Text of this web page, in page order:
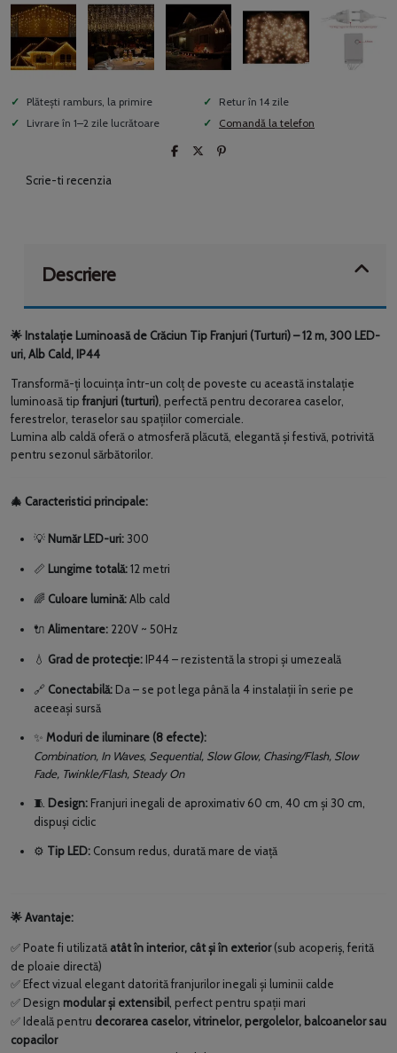
Plătești ramburs, la primire
Retur în 14 zile
Livrare în 1–2 zile lucrătoare
Comandă la telefon
Scrie-ti recenzia
Descriere
🌟 Instalație Luminoasă de Crăciun Tip Franjuri (Turturi) – 12 m, 300 LED-
uri, Alb Cald, IP44
Transformă-ți locuința într-un colț de poveste cu această instalație
luminoasă tipfranjuri (turturi), perfectă pentru decorarea caselor,
ferestrelor, teraselor sau spațiilor comerciale.
Lumina alb caldă oferă o atmosferă plăcută, elegantă și festivă, potrivită
pentru sezonul sărbătorilor.
🎄 Caracteristici principale:
💡 Număr LED-uri: 300
📏 Lungime totală:12 metri
🌈 Culoare lumină:Alb cald
🔌 Alimentare: 220V ~ 50Hz
💧 Grad de protecție: IP44 – rezistentă la stropi și umezeală
🔗 Conectabilă: Da – se pot lega până la 4 instalații în serie pe
aceeași sursă
✨ Moduri de iluminare (8 efecte):
Combination, In Waves, Sequential, Slow Glow, Chasing/Flash, Slow
Fade, Twinkle/Flash, Steady On
🧵 Design: Franjuri inegali de aproximativ 60 cm, 40 cm și 30 cm,
dispuși ciclic
⚙️ Tip LED: Consum redus, durată mare de viață
🌟 Avantaje:
✅ Poate fi utilizată atât în interior, cât și în exterior(sub acoperiș, ferită
de ploaie directă)
✅ Efect vizual elegant datorităfranjurilor inegali și luminii calde
✅ Design modular și extensibil, perfect pentru spații mari
✅ Ideal ă pentru decorarea caselor, vitrinelor, pergolelor, balcoanelor sau
copacilor